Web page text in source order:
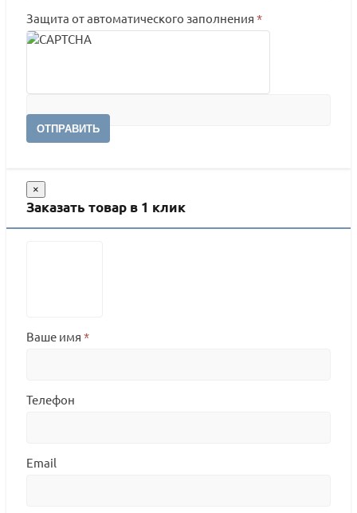
Защита от автоматического заполнения *
ОТПРАВИТЬ
×
Заказать товар в 1 клик
Ваше имя *
Телефон
Email